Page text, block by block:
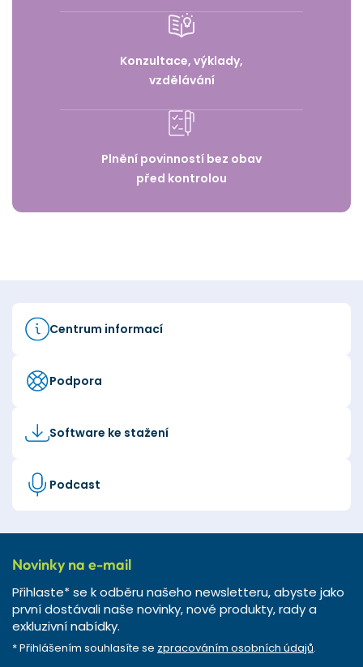
Konzultace, výklady,
vzdělávání
Plnění povinností bez obav
před kontrolou
Centrum informací
Podpora
Software ke stažení
Podcast
Novinky na e-mail
Přihlaste* se k odběru našeho newsletteru, abyste jako
první dostávali naše novinky, nové produkty, rady a
exkluzivní nabídky.
* Přihlášením souhlasíte se zpracováním osobních údajů.